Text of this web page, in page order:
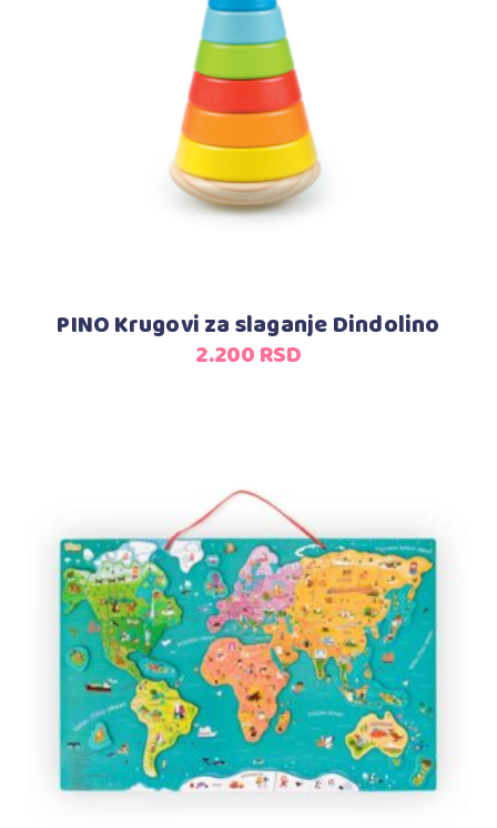
Dodaj u korpu
PINO Krugovi za slaganje Dindolino
2.200RSD
Dodaj u korpu